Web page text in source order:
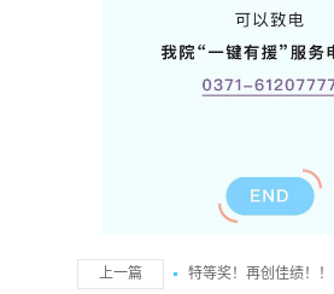
上一篇 特等奖！再创佳绩！！